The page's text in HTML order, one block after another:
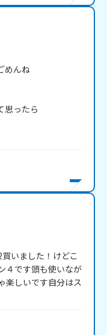
めんね
思ったら
いました！けどこ
４です頭も使いなが
楽しいです自分はス